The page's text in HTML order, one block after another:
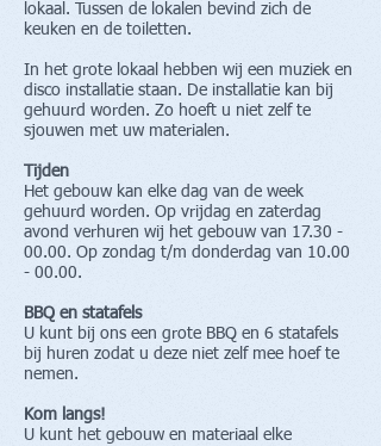
lokaal. Tussen de lokalen bevind zich de
keuken en de toiletten.
In het grote lokaal hebben wij een muziek en
disco installatie staan. De installatie kan bij
gehuurd worden. Zo hoeft u niet zelf te
sjouwen met uw materialen.
Tijden
Het gebouw kan elke dag van de week
gehuurd worden. Op vrijdag en zaterdag
avond verhuren wij het gebouw van 17.30 -
00.00. Op zondag t/m donderdag van 10.00
- 00.00.
BBQ en statafels
U kunt bij ons een grote BBQ en 6 statafels
bij huren zodat u deze niet zelf mee hoef te
nemen.
Kom langs!
U kunt het gebouw en materiaal elke